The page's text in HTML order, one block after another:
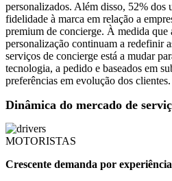
personalizados. Além disso, 52% dos
fidelidade à marca em relação a
premium de concierge. À medida que
personalização continuam a redefinir
serviços de concierge está a mudar
tecnologia, a pedido e baseados em
preferências em evolução dos clientes.
Dinâmica do mercado de
MOTORISTAS
Crescente demanda por